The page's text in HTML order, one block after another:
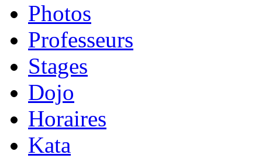
Photos
Professeurs
Stages
Dojo
Horaires
Kata